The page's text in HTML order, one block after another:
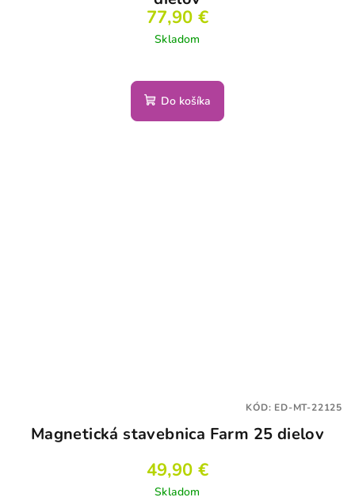
77,90 €
Skladom
Do košíka
Magnetická stavebnica Farm 25 dielov
49,90 €
Skladom
KÓD: ED-MT-22125